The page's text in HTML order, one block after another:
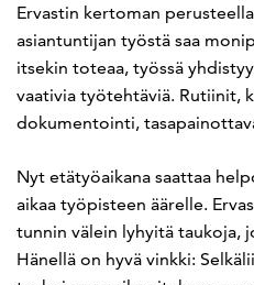
Ervastin kertoman
asiantuntijan työstä saa
itsekin toteaa, työssä
vaativia työtehtäviä. Rutiinit,
dokumentointi,
Nyt etätyöaikana saattaa
aikaa työpisteen äärelle.
tunnin välein lyhyitä taukoja,
Hänellä on hyvä vinkki: